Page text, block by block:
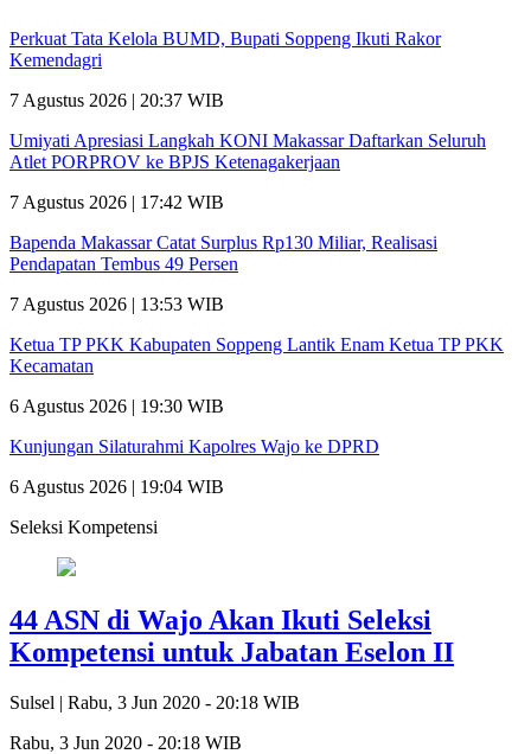
Perkuat Tata Kelola BUMD, Bupati Soppeng Ikuti Rakor
Kemendagri
7 Agustus 2026 | 20:37 WIB
Umiyati Apresiasi Langkah KONI Makassar Daftarkan Seluruh
Atlet PORPROV ke BPJS Ketenagakerjaan
7 Agustus 2026 | 17:42 WIB
Bapenda Makassar Catat Surplus Rp130 Miliar, Realisasi
Pendapatan Tembus 49 Persen
7 Agustus 2026 | 13:53 WIB
Ketua TP PKK Kabupaten Soppeng Lantik Enam Ketua TP PKK
Kecamatan
6 Agustus 2026 | 19:30 WIB
Kunjungan Silaturahmi Kapolres Wajo ke DPRD
6 Agustus 2026 | 19:04 WIB
Seleksi Kompetensi
44 ASN di Wajo Akan Ikuti Seleksi
Kompetensi untuk Jabatan Eselon II
Sulsel | Rabu, 3 Jun 2020 - 20:18 WIB
Rabu, 3 Jun 2020 - 20:18 WIB